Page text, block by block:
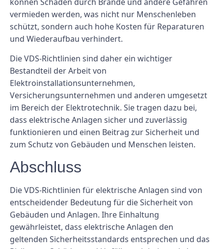
vermieden werden, was nicht nur Menschenleben
schützt, sondern auch hohe Kosten für Reparaturen
und Wiederaufbau verhindert.
Die VDS-Richtlinien sind daher ein wichtiger
Bestandteil der Arbeit von
Elektroinstallationsunternehmen,
Versicherungsunternehmen und anderen umgesetzt
im Bereich der Elektrotechnik. Sie tragen dazu bei,
dass elektrische Anlagen sicher und zuverlässig
funktionieren und einen Beitrag zur Sicherheit und
zum Schutz von Gebäuden und Menschen leisten.
Abschluss
Die VDS-Richtlinien für elektrische Anlagen sind von
entscheidender Bedeutung für die Sicherheit von
Gebäuden und Anlagen. Ihre Einhaltung
gewährleistet, dass elektrische Anlagen den
geltenden Sicherheitsstandards entsprechen und das